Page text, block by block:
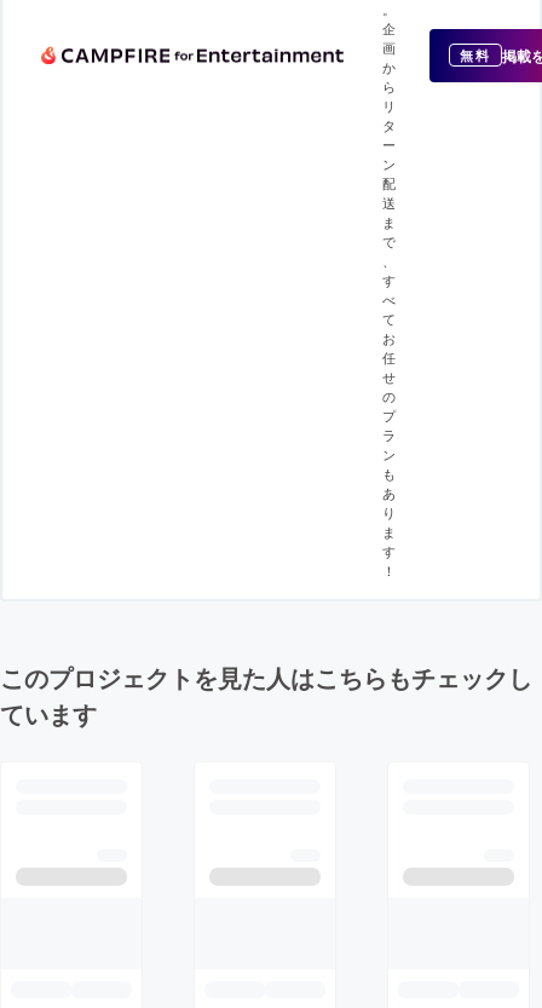
企
画
か
ら
リ
タ
ー
ン
配
送
ま
で
す
べ
て
お
任
せ
の
プ
ラ
ン
も
あ
り
ま
す
！
無料 掲載
このプロジェクトを見た人はこちらもチェックし
ています